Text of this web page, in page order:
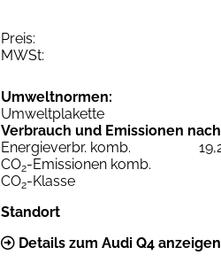
Preis:
MWSt:
Umweltnormen:
Umweltplakette
Verbrauch und Emissionen nach
Energieverbr. komb.
CO2-Emissionen komb.
CO2-Klasse
Standort
Details zum Audi Q4 anzeigen